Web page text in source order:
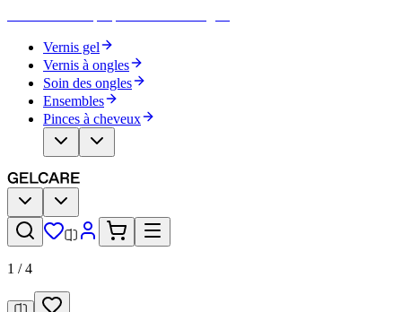
Vernis gel
Vernis à ongles
Soin des ongles
Ensembles
Pinces à cheveux
1 /4